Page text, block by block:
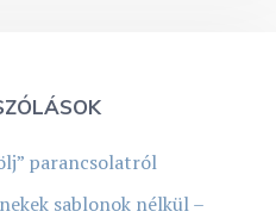
parancsolatról
sablonok nélkül –